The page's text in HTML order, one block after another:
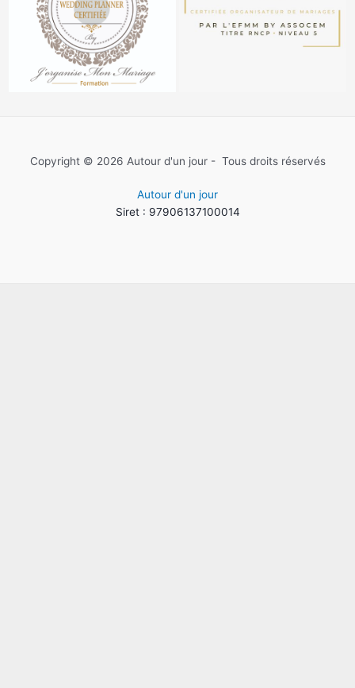
Copyright © 2026 Autour d'un jour - Tous droits réservés
Autour d'un jour
Siret : 97906137100014